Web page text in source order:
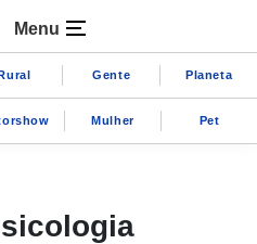
Menu
Gente Planeta
Mulher Pet